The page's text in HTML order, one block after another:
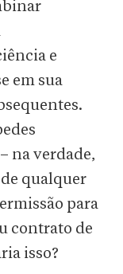
e
em sua
na verdade,
qualquer
para
contrato de
isso?